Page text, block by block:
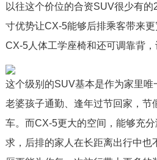
以往这个价位的合资SUV很少有的
寸优势让CX-5能够后排乘客带来
CX-5人体工学座椅和还可调靠背，
这个级别的SUV基本是作为家里
老婆孩子通勤、逢年过节回家，节
车。而CX-5更大的空间，能够充
求，后排的家人在长距离出行中也